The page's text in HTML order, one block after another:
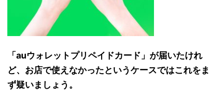
「auウォレットプリペイドカード」が届いたけれ
ど、お店で使えなかったというケースではこれをま
ず疑いましょう。